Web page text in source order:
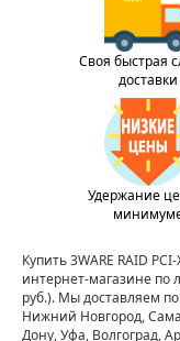
Своя быстрая
доставки
Удержание
Купить 3WARE RAID
интернет-магазине по
руб.). Мы доставляем
Нижний Новгород,
Дону, Уфа, Волгоград,